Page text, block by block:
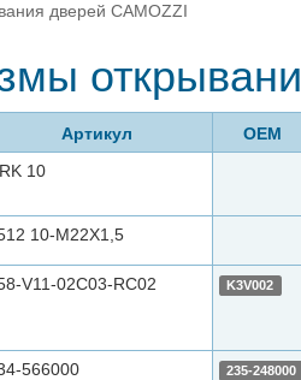
дверей CAMOZZI
Артикул ОЕМ
10
10-M22X1,5
V11-02C03-RС02 K3V002
566000 235-248000